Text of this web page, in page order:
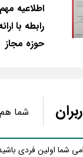
اطلاعیه
رابطه با
حوزه مجاز
شما
شما اولین فردی